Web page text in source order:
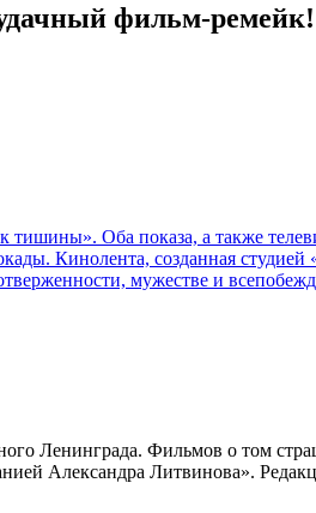
фильм-
Оба показа, а также
Кинолента, созданная
мужестве и
Ленинграда. Фильмов о том
Александра Литвинова».